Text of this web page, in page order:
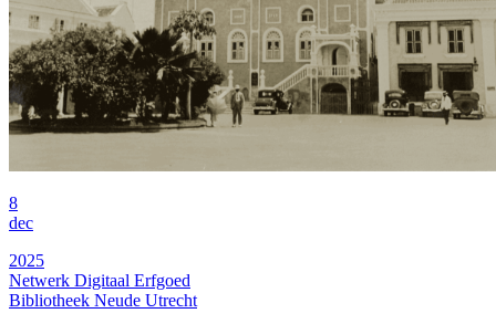
8
dec
2025
Netwerk Digitaal Erfgoed
Bibliotheek Neude Utrecht